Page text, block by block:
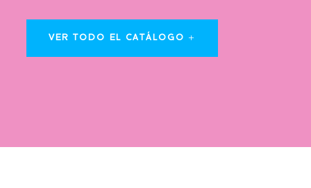
VER TODO EL CATÁLOGO